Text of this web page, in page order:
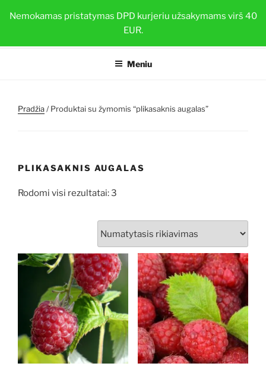
Nemokamas pristatymas DPD kurjeriu užsakymams virš 40
EUR.
prie BRAŠKIŲ DAIGAI
Sveiki ir stiprūs augalai su TOP-PLANT™
Meniu
Pradžia/ Produktai su žymomis “plikasaknis augalas”
PLIKASAKNIS AUGALAS
Rodomi visi rezultatai: 3